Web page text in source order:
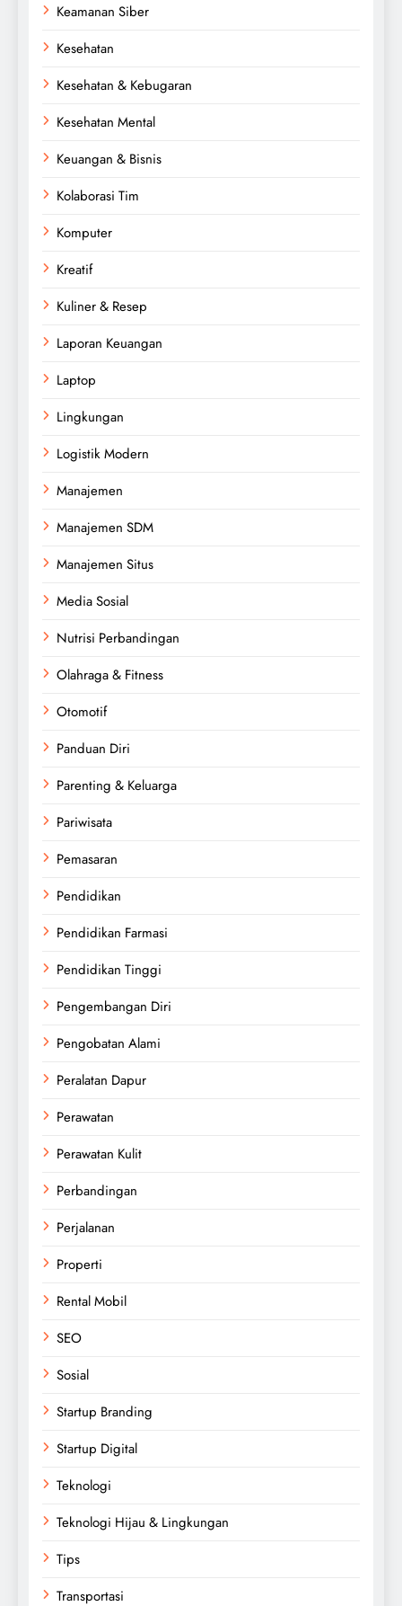
Keamanan Siber
Kesehatan
Kesehatan & Kebugaran
Kesehatan Mental
Keuangan & Bisnis
Kolaborasi Tim
Komputer
Kreatif
Kuliner & Resep
Laporan Keuangan
Laptop
Lingkungan
Logistik Modern
Manajemen
Manajemen SDM
Manajemen Situs
Media Sosial
Nutrisi Perbandingan
Olahraga & Fitness
Otomotif
Panduan Diri
Parenting & Keluarga
Pariwisata
Pemasaran
Pendidikan
Pendidikan Farmasi
Pendidikan Tinggi
Pengembangan Diri
Pengobatan Alami
Peralatan Dapur
Perawatan
Perawatan Kulit
Perbandingan
Perjalanan
Properti
Rental Mobil
SEO
Sosial
Startup Branding
Startup Digital
Teknologi
Teknologi Hijau & Lingkungan
Tips
Transportasi